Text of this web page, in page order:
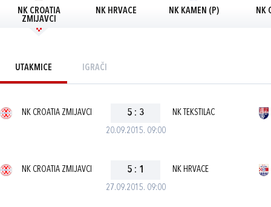
NK CROATIA
ZMIJAVCI
NK HRVACE NK KAMEN (P) NK
UTAKMICE IGRAČI
20.09.2015. 09:00
NK CROATIA ZMIJAVCI 5 : 3 NK TEKSTILAC
27.09.2015. 09:00
NK CROATIA ZMIJAVCI 5 : 1 NK HRVACE